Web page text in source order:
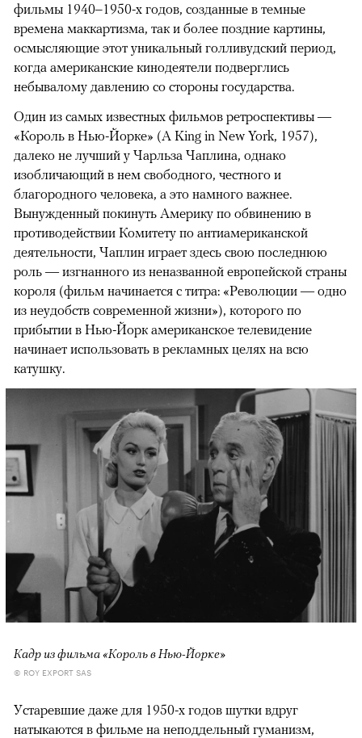
фильмы 1940–1950-х годов, созданные в темные
времена маккартизма, так и более поздние картины,
осмысляющие этот уникальный голливудский период,
когда американские кинодеятели подверглись
небывалому давлению со стороны государства.
Один из самых известных фильмов ретроспективы —
«Король в Нью-Йорке» (A King in New York, 1957),
далеко не лучший у Чарльза Чаплина, однако
изобличающий в нем свободного, честного и
благородного человека, а это намного важнее.
Вынужденный покинуть Америку по обвинению в
противодействии Комитету по антиамериканской
деятельности, Чаплин играет здесь свою последнюю
роль — изгнанного из неназванной европейской страны
короля (фильм начинается с титра: «Революции — одно
из неудобств современной жизни»), которого по
прибытии в Нью-Йорк американское телевидение
начинает использовать в рекламных целях на всю
катушку.
Кадр из фильма «Король в Нью-Йорке»
© ROY EXPORT SAS
Устаревшие даже для 1950-х годов шутки вдруг
натыкаются в фильме на неподдельный гуманизм,